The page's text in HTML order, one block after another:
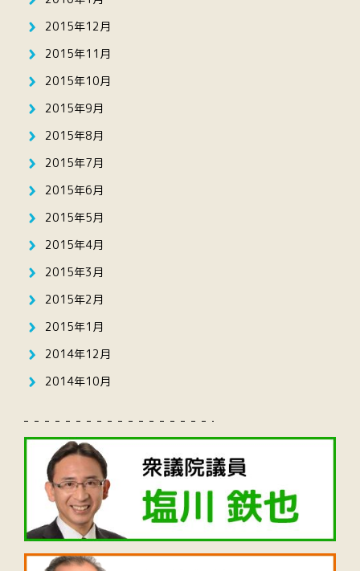
2015年12月
2015年11月
2015年10月
2015年9月
2015年8月
2015年7月
2015年6月
2015年5月
2015年4月
2015年3月
2015年2月
2015年1月
2014年12月
2014年10月